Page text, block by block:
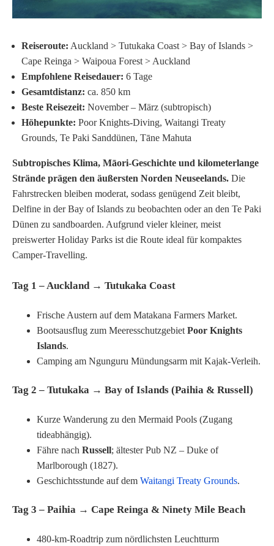
Reiseroute: Auckland > Tutukaka Coast > Bay of Islands >
Cape Reinga > Waipoua Forest > Auckland
Empfohlene Reisedauer: 6 Tage
Gesamtdistanz: ca. 850 km
Beste Reisezeit: November – März (subtropisch)
Höhepunkte: Poor Knights-Diving, Waitangi Treaty
Grounds, Te Paki Sanddünen, Tāne Mahuta
Subtropisches Klima, Māori-Geschichte und kilometerlange
Strände prägen den äußersten Norden Neuseelands. Die
Fahrstrecken bleiben moderat, sodass genügend Zeit bleibt,
Delfine in der Bay of Islands zu beobachten oder an den Te Paki
Dünen zu sandboarden. Aufgrund vieler kleiner, meist
preiswerter Holiday Parks ist die Route ideal für kompaktes
Camper-Travelling.
Tag 1 – Auckland → Tutukaka Coast
Frische Austern auf dem Matakana Farmers Market.
Bootsausflug zum Meeresschutzgebiet Poor Knights
Islands.
Camping am Ngunguru Mündungsarm mit Kajak-Verleih.
Tag 2 – Tutukaka → Bay of Islands (Paihia & Russell)
Kurze Wanderung zu den Mermaid Pools (Zugang
tideabhängig).
Fähre nach Russell; ältester Pub NZ – Duke of
Marlborough (1827).
Geschichtsstunde auf dem Waitangi Treaty Grounds.
Tag 3 – Paihia → Cape Reinga & Ninety Mile Beach
480-km-Roadtrip zum nördlichsten Leuchtturm